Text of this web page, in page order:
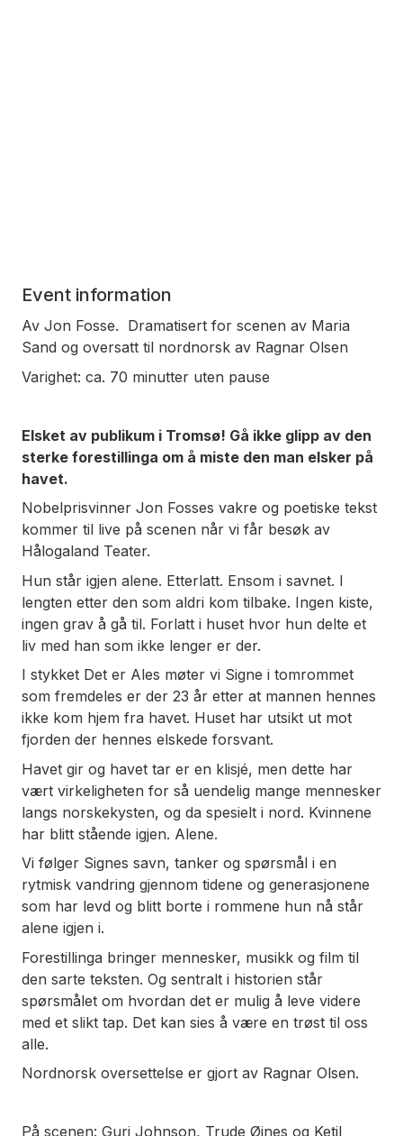
Event information
Av Jon Fosse. Dramatisert for scenen av Maria
Sand og oversatt til nordnorsk av Ragnar Olsen
Varighet: ca. 70 minutter uten pause
Elsket av publikum i Tromsø! Gå ikke glipp av den
sterke forestillinga om å miste den man elsker på
havet.
Nobelprisvinner Jon Fosses vakre og poetiske tekst
kommer til live på scenen når vi får besøk av
Hålogaland Teater.
Hun står igjen alene. Etterlatt. Ensom i savnet. I
lengten etter den som aldri kom tilbake. Ingen kiste,
ingen grav å gå til. Forlatt i huset hvor hun delte et
liv med han som ikke lenger er der.
I stykket Det er Ales møter vi Signe i tomrommet
som fremdeles er der 23 år etter at mannen hennes
ikke kom hjem fra havet. Huset har utsikt ut mot
fjorden der hennes elskede forsvant.
Havet gir og havet tar er en klisjé, men dette har
vært virkeligheten for så uendelig mange mennesker
langs norskekysten, og da spesielt i nord. Kvinnene
har blitt stående igjen. Alene.
Vi følger Signes savn, tanker og spørsmål i en
rytmisk vandring gjennom tidene og generasjonene
som har levd og blitt borte i rommene hun nå står
alene igjen i.
Forestillinga bringer mennesker, musikk og film til
den sarte teksten. Og sentralt i historien står
spørsmålet om hvordan det er mulig å leve videre
med et slikt tap. Det kan sies å være en trøst til oss
alle.
Nordnorsk oversettelse er gjort av Ragnar Olsen.
På scenen: Guri Johnson, Trude Øines og Ketil